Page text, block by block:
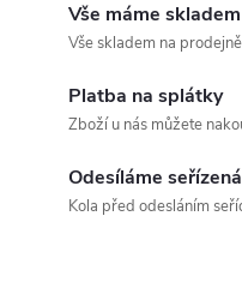
Vše máme skladem
Vše skladem na
Platba na splátky
Zboží u nás můžete
Odesíláme
Kola před odesláním